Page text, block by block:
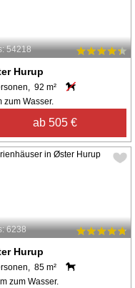
54218
Hurup
92 m²
zum Wasser.
ab 505 €
6238
Hurup
85 m²
zum Wasser.